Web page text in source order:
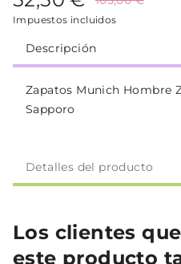
Impuestos incluidos
Descripción
Zapatos Munich Hombre
Sapporo
Detalles del producto
Los clientes
este producto